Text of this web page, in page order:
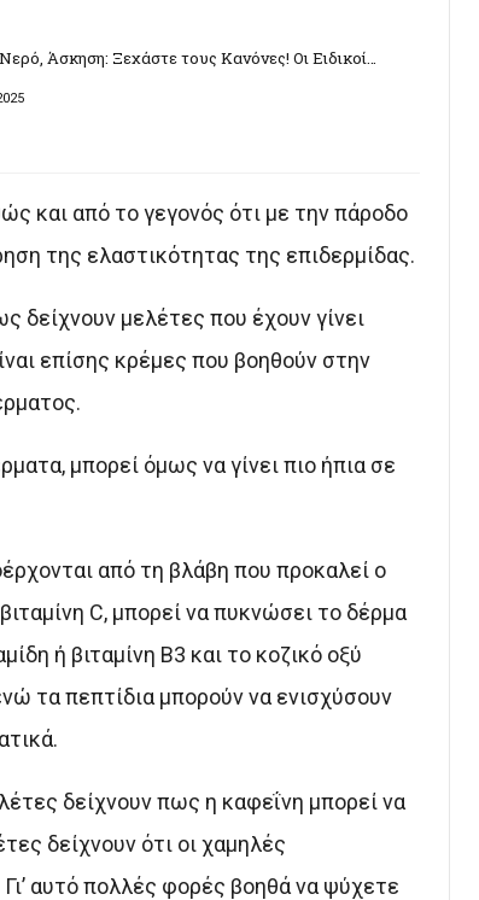
Άσκηση: Ξεχάστε τους Κανόνες! Οι Ειδικοί…
και από το γεγονός ότι με την πάροδο
της ελαστικότητας της επιδερμίδας.
δείχνουν μελέτες που έχουν γίνει
επίσης κρέμες που βοηθούν στην
μπορεί όμως να γίνει πιο ήπια σε
από τη βλάβη που προκαλεί ο
C, μπορεί να πυκνώσει το δέρμα
ή βιταμίνη Β3 και το κοζικό οξύ
τα πεπτίδια μπορούν να ενισχύσουν
δείχνουν πως η καφεΐνη μπορεί να
δείχνουν ότι οι χαμηλές
αυτό πολλές φορές βοηθά να ψύχετε